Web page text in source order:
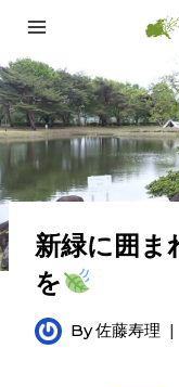
新緑に囲ま
を
By佐藤寿理